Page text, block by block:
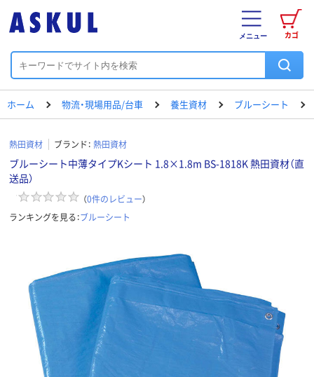
カゴ
メニュー
ホーム 物流・現場用品/台車 養生資材 ブルーシート
熱田資材 ブランド： 熱田資材
ブルーシート中薄タイプKシート 1.8×1.8m BS-1818K 熱田資材（直
送品）
（0件のレビュー）
ランキングを見る：ブルーシート